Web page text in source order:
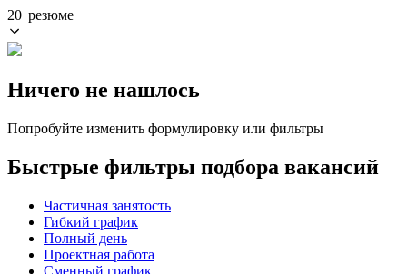
20 резюме
Ничего не нашлось
Попробуйте изменить формулировку или фильтры
Быстрые фильтры подбора вакансий
Частичная занятость
Гибкий график
Полный день
Проектная работа
Сменный график